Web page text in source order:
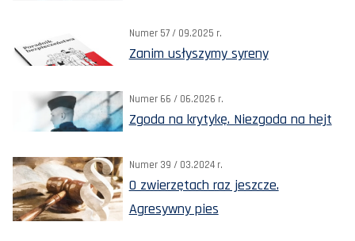
Numer 57 / 09.2025 r.
Zanim usłyszymy syreny
Numer 66 / 06.2026 r.
Zgoda na krytykę. Niezgoda na hejt
Numer 39 / 03.2024 r.
O zwierzętach raz jeszcze.
Agresywny pies